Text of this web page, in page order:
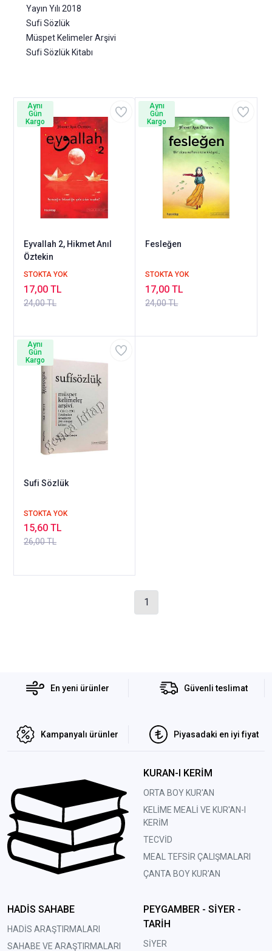
Yayın Yılı 2018
Sufi Sözlük
Müspet Kelimeler Arşivi
Sufi Sözlük Kitabı
Eyvallah 2, Hikmet Anıl
Öztekin
STOKTA YOK
24,00 TL
17,00 TL
Aynı
Gün
Kargo
Fesleğen
STOKTA YOK
24,00 TL
17,00 TL
Aynı
Gün
Kargo
Sufi Sözlük
STOKTA YOK
26,00 TL
15,60 TL
Aynı
Gün
Kargo
1
En yeni ürünler Güvenli teslimat
Kampanyalı ürünler Piyasadaki en iyi fiyat
KURAN-I KERİM
ORTA BOY KUR'AN
KELİME MEALİ VE KUR'AN-I
KERİM
TECVİD
MEAL TEFSİR ÇALIŞMALARI
ÇANTA BOY KUR'AN
HADİS SAHABE
HADİS ARAŞTIRMALARI
SAHABE VE ARAŞTIRMALARI
PEYGAMBER - SİYER -
TARİH
SİYER